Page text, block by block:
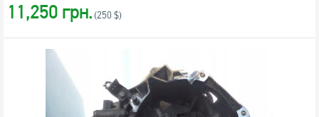
11,250 грн. (250 $)